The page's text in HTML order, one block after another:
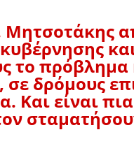
το πρόβλημα
σε δρόμους
Και είναι